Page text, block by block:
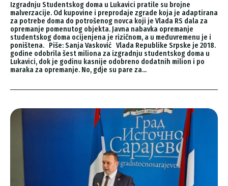
Izgradnju Studentskog doma u Lukavici pratile su brojne
malverzacije. Od kupovine i preprodaje zgrade koja je adaptirana
za potrebe doma do potrošenog novca koji je Vlada RS dala za
opremanje pomenutog objekta. Javna nabavka opremanje
studentskog doma ocijenjena je rizičnom, a u međuvremenu je i
poništena. Piše: Sanja Vasković Vlada Republike Srpske je 2018.
godine odobrila šest miliona za izgradnju studentskog doma u
Lukavici, dok je godinu kasnije odobreno dodatnih milion i po
maraka za opremanje. No, gdje su pare za...